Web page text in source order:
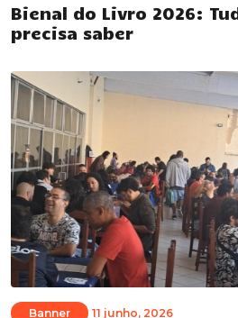
Bienal do Livro 2026:
precisa saber
Banner 11 junho, 2026